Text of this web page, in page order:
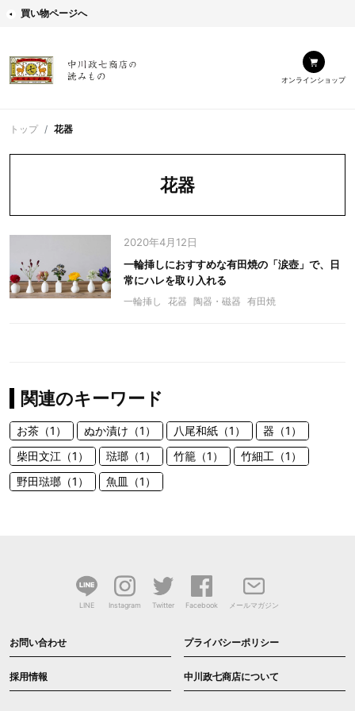
買い物ページへ
オンラインショップ
トップ 花器
花器
2020年4月12日
一輪挿しにおすすめな有田焼の「涙壺」で、日
常にハレを取り入れる
一輪挿し 花器 陶器・磁器 有田焼
関連のキーワード
お茶（1） ぬか漬け（1） 八尾和紙（1）
器（1）
柴田文江（1）
琺瑯（1） 竹籠（1）
竹細工（1）
野田琺瑯（1）
魚皿（1）
LINE Instagram Twitter Facebook メールマガジン
お問い合わせ プライバシーポリシー
採用情報 中川政七商店について